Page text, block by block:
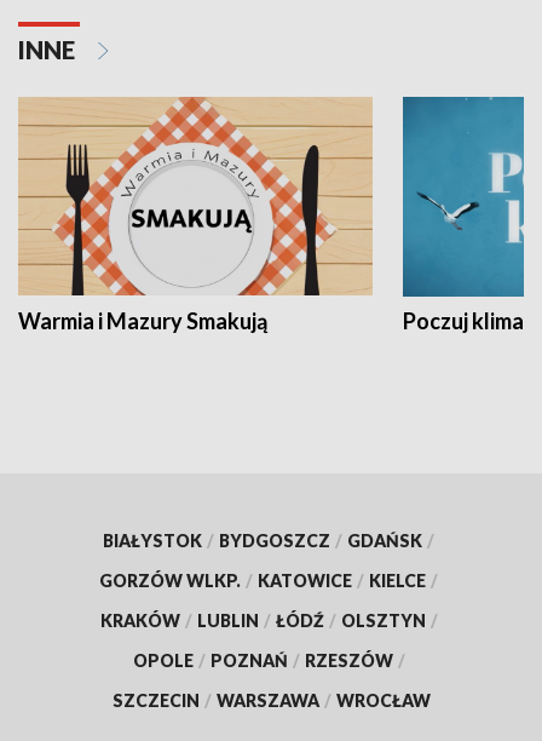
INNE
Warmia i Mazury Smakują Poczuj klimat
BIAŁYSTOK / BYDGOSZCZ / GDAŃSK /
GORZÓW WLKP. / KATOWICE / KIELCE /
KRAKÓW / LUBLIN / ŁÓDŹ / OLSZTYN /
OPOLE / POZNAŃ / RZESZÓW /
SZCZECIN / WARSZAWA / WROCŁAW